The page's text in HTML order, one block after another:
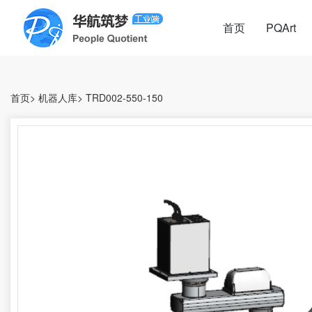
首页 PQArt
首页> 机器人库> TRD002-550-150